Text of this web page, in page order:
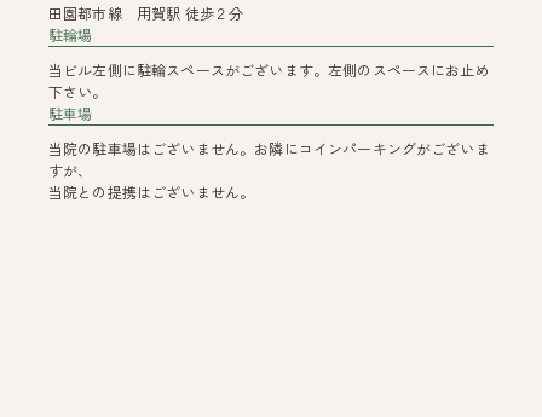
田園都市線 用賀駅 徒歩２分
駐輪場
当ビル左側に駐輪スペースがございます。左側のスペースにお止め
下さい。
駐車場
当院の駐車場はございません。お隣にコインパーキングがございま
すが、
当院との提携はございません。